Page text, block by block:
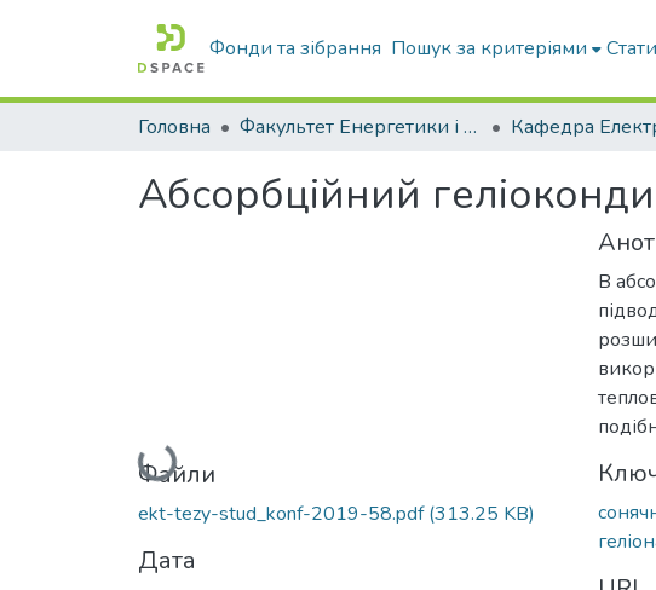
Фонди та зібрання Пошук за критеріями
Головна Факультет Енергетики і комп'ютерних технологій
Абсорбційний
Вантажиться...
Файли
ekt-tezy-stud_konf-2019-58.pdf(313.25 KB)
Дата
В